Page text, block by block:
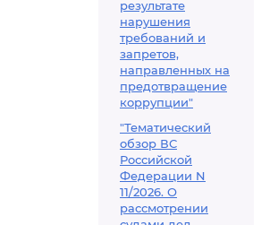
результате
нарушения
требований и
запретов,
направленных на
предотвращение
коррупции"
"Тематический
обзор ВС
Российской
Федерации N
11/2026. О
рассмотрении